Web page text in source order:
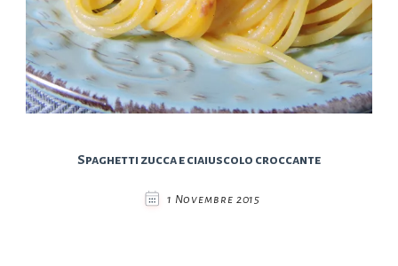
Spaghetti zucca e ciaiuscolo croccante
1 Novembre 2015